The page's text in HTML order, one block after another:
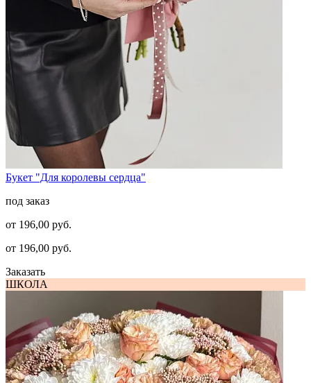
Букет "Для королевы сердца"
под заказ
от 196,00 руб.
от 196,00 руб.
Заказать
ШКОЛА